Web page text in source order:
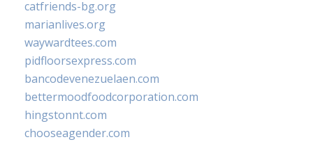
catfriends-bg.org
marianlives.org
waywardtees.com
pidfloorsexpress.com
bancodevenezuelaen.com
bettermoodfoodcorporation.com
hingstonnt.com
chooseagender.com